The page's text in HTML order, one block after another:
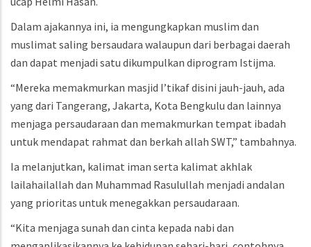
Dalam ajakannya ini, ia mengungkapkan muslim dan
muslimat saling bersaudara walaupun dari berbagai daerah
dan dapat menjadi satu dikumpulkan diprogram Istijma.
“Mereka memakmurkan masjid I’tikaf disini jauh-jauh, ada
yang dari Tangerang, Jakarta, Kota Bengkulu dan lainnya
menjaga persaudaraan dan memakmurkan tempat ibadah
untuk mendapat rahmat dan berkah allah SWT,” tambahnya.
Ia melanjutkan, kalimat iman serta kalimat akhlak
lailahailallah dan Muhammad Rasulullah menjadi andalan
yang prioritas untuk menegakkan persaudaraan.
“Kita menjaga sunah dan cinta kepada nabi dan